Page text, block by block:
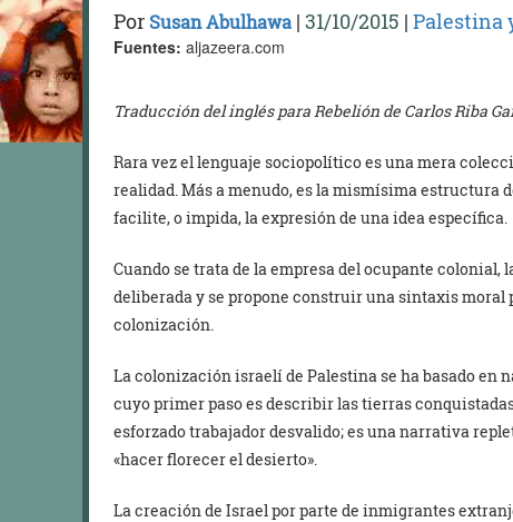
Por Susan Abulhawa | 31/10/2015 | Palestina
Fuentes: aljazeera.com
Traducción del inglés para Rebelión de Carlos Riba
Rara vez el lenguaje sociopolítico es una mera
realidad. Más a menudo, es la mismísima estructura
facilite, o impida, la expresión de una idea específica.
Cuando se trata de la empresa del ocupante colonial,
deliberada y se propone construir una sintaxis
colonización.
La colonización israelí de Palestina se ha basado en
cuyo primer paso es describir las tierras
esforzado trabajador desvalido; es una narrativa
«hacer florecer el desierto».
La creación de Israel por parte de inmigrantes